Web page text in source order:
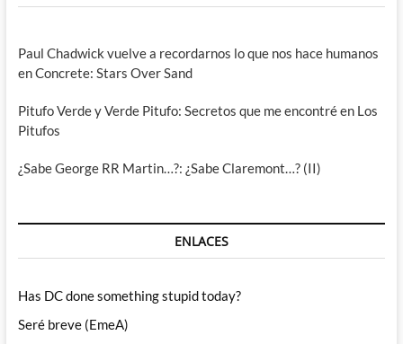
Paul Chadwick vuelve a recordarnos lo que nos hace humanos
en Concrete: Stars Over Sand
Pitufo Verde y Verde Pitufo: Secretos que me encontré en Los
Pitufos
¿Sabe George RR Martin…?: ¿Sabe Claremont…? (II)
ENLACES
Has DC done something stupid today?
Seré breve (EmeA)